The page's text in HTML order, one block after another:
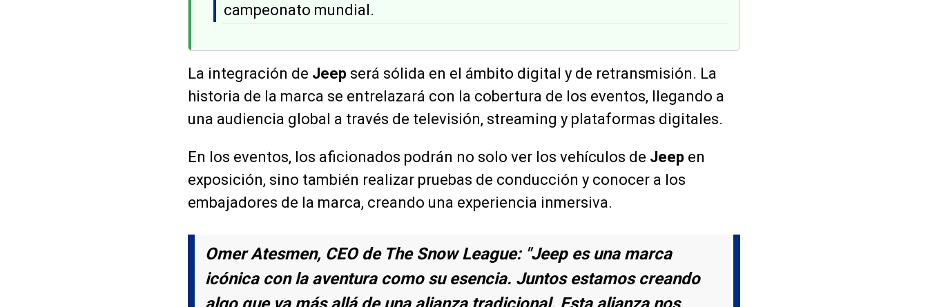
campeonato mundial.
La integración de Jeep será sólida en el ámbito digital y de retransmisión. La
historia de la marca se entrelazará con la cobertura de los eventos, llegando a
una audiencia global a través de televisión, streaming y plataformas digitales.
En los eventos, los aficionados podrán no solo ver los vehículos de Jeep en
exposición, sino también realizar pruebas de conducción y conocer a los
embajadores de la marca, creando una experiencia inmersiva.
Omer Atesmen, CEO de The Snow League: "Jeep es una marca
icónica con la aventura como su esencia. Juntos estamos creando